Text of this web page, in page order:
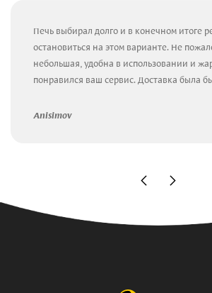
Печь выбирал долго и в конечном итоге
остановиться на этом варианте. Не
небольшая, удобна в использовании и
понравился ваш сервис. Доставка была
Anisimov